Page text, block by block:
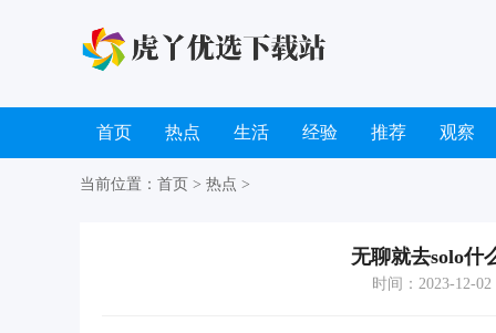
首页 热点 生活 经验 推荐 观察
当前位置： 首页 > 热点 >
无聊就去solo什
时间：2023-12-02